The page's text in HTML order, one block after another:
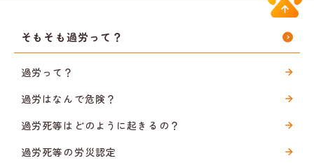
そもそも過労って？
過労って？
過労はなんで危険？
過労死等はどのように起きるの？
過労死等の労災認定